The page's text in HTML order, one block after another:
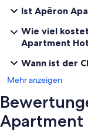
Ist Apēron
Wie viel
Apartment
Wann ist der
Mehr anzeigen
Apartment